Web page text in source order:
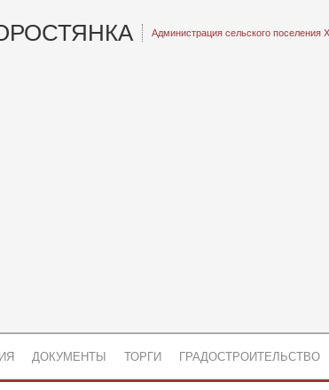
Администрация сельского поселения
ДОКУМЕНТЫ ТОРГИ ГРАДОСТРОИТЕЛЬСТВО